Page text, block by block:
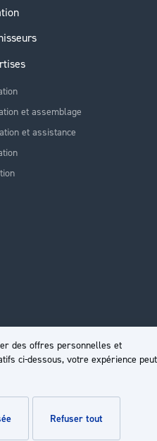
des offres personnelles et
ci-dessous, votre expérience peut
refuser tout
et assemblage
et assistance
.